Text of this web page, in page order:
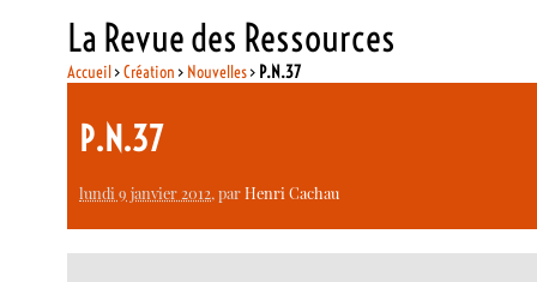
La Revue des Ressources
Accueil>Création > Nouvelles> P.N.37
P.N.37
lundi 9 janvier 2012, parHenri Cachau